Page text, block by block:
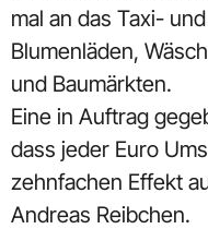
mal an das Taxi-
Blumenläden,
und Baumärkten.
Eine in Auftrag
dass jeder Euro
zehnfachen Effekt
Andreas Reibchen.